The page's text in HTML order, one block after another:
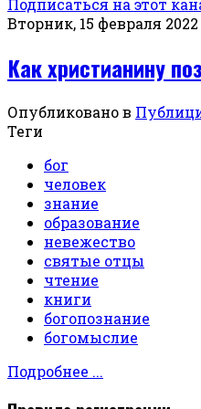
Подписаться на этот
Вторник, 15 февраля 2022
Как христианину
Опубликовано в
Теги
бог
человек
знание
образование
невежество
святые отцы
чтение
книги
богопознание
богомыслие
Подробнее ...